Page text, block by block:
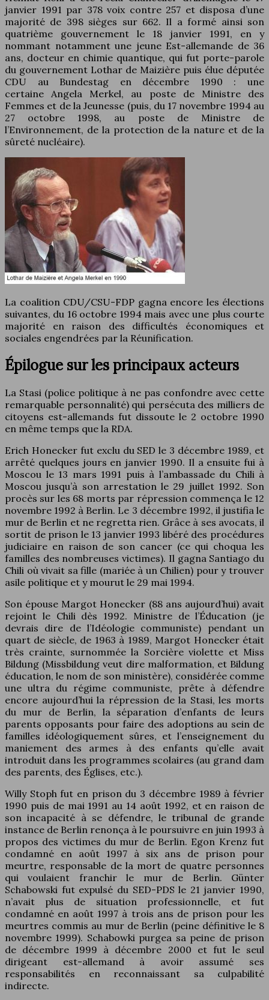
janvier 1991 par 378 voix contre 257 et disposa d’une
majorité de 398 sièges sur 662. Il a formé ainsi son
quatrième gouvernement le 18 janvier 1991, en y
nommant notamment une jeune Est-allemande de 36
ans, docteur en chimie quantique, qui fut porte-parole
du gouvernement Lothar de Maizière puis élue députée
CDU au Bundestag en décembre 1990 : une
certaine Angela Merkel, au poste de Ministre des
Femmes et de la Jeunesse (puis, du 17 novembre 1994 au
27 octobre 1998, au poste de Ministre de
l’Environnement, de la protection de la nature et de la
sûreté nucléaire).
La coalition CDU/CSU-FDP gagna encore les élections
suivantes, du 16 octobre 1994 mais avec une plus courte
majorité en raison des difficultés économiques et
sociales engendrées par la Réunification.
Épilogue sur les principaux acteurs
La Stasi (police politique à ne pas confondre avec cette
remarquable personnalité) qui persécuta des milliers de
citoyens est-allemands fut dissoute le 2 octobre 1990
en même temps que la RDA.
Erich Honecker fut exclu du SED le 3 décembre 1989, et
arrêté quelques jours en janvier 1990. Il a ensuite fui à
Moscou le 13 mars 1991 puis à l’ambassade du Chili à
Moscou jusqu’à son arrestation le 29 juillet 1992. Son
procès sur les 68 morts par répression commença le 12
novembre 1992 à Berlin. Le 3 décembre 1992, il justifia le
mur de Berlin et ne regretta rien. Grâce à ses avocats, il
sortit de prison le 13 janvier 1993 libéré des procédures
judiciaire en raison de son cancer (ce qui choqua les
familles des nombreuses victimes). Il gagna Santiago du
Chili où vivait sa fille (mariée à un Chilien) pour y trouver
asile politique et y mourut le 29 mai 1994.
Son épouse Margot Honecker (88 ans aujourd’hui) avait
rejoint le Chili dès 1992. Ministre de l’Éducation (je
devrais dire de l’Idéologie communiste) pendant un
quart de siècle, de 1963 à 1989, Margot Honecker était
très crainte, surnommée la Sorcière violette et Miss
Bildung (Missbildung veut dire malformation, et Bildung
éducation, le nom de son ministère), considérée comme
une ultra du régime communiste, prête à défendre
encore aujourd’hui la répression de la Stasi, les morts
du mur de Berlin, la séparation d’enfants de leurs
parents opposants pour faire des adoptions au sein de
familles idéologiquement sûres, et l’enseignement du
maniement des armes à des enfants qu’elle avait
introduit dans les programmes scolaires (au grand dam
des parents, des Églises, etc.).
Willy Stoph fut en prison du 3 décembre 1989 à février
1990 puis de mai 1991 au 14 août 1992, et en raison de
son incapacité à se défendre, le tribunal de grande
instance de Berlin renonça à le poursuivre en juin 1993 à
propos des victimes du mur de Berlin. Egon Krenz fut
condamné en août 1997 à six ans de prison pour
meurtre, responsable de la mort de quatre personnes
qui voulaient franchir le mur de Berlin. Günter
Schabowski fut expulsé du SED-PDS le 21 janvier 1990,
n’avait plus de situation professionnelle, et fut
condamné en août 1997 à trois ans de prison pour les
meurtres commis au mur de Berlin (peine définitive le 8
novembre 1999). Schabowki purgea sa peine de prison
de décembre 1999 à décembre 2000 et fut le seul
dirigeant est-allemand à avoir assumé ses
responsabilités en reconnaissant sa culpabilité
indirecte.